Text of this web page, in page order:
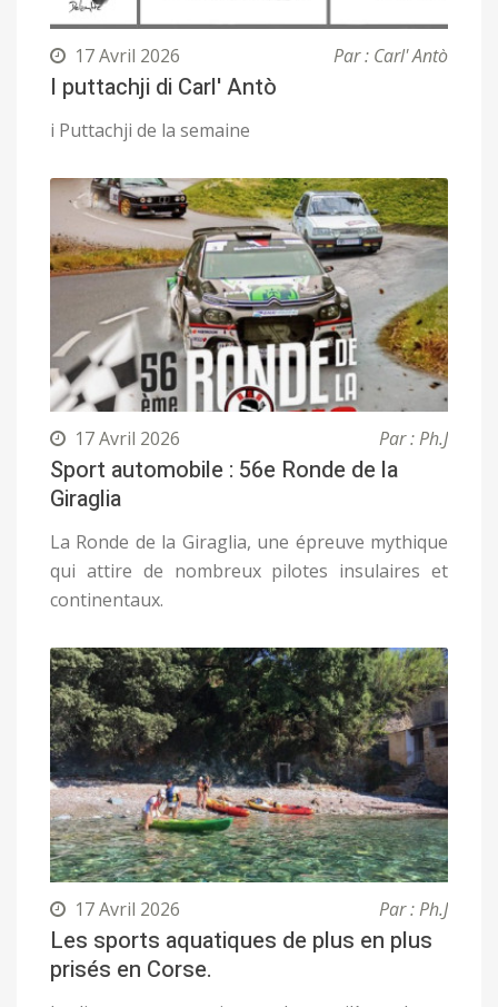
17 Avril 2026 Par : Carl' Antò
I puttachji di Carl' Antò
i Puttachji de la semaine
17 Avril 2026 Par : Ph.J
Sport automobile : 56e Ronde de la
Giraglia
La Ronde de la Giraglia, une épreuve mythique
qui attire de nombreux pilotes insulaires et
continentaux.
17 Avril 2026 Par : Ph.J
Les sports aquatiques de plus en plus
prisés en Corse.